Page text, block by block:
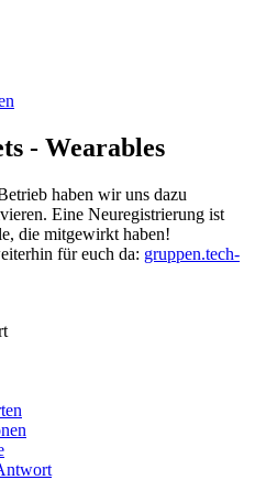
- Wearables
haben wir uns dazu
Eine Neuregistrierung ist
die mitgewirkt haben!
für euch da: gruppen.tech-